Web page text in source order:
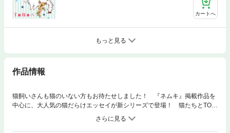
カートへ
もっと見る
作品情報
猫飼いさんも猫のいない方もお待たせしました！ 『ネムキ』掲載作品を
中心に、大人気の猫だらけエッセイが新シリーズで登場！ 猫たちとTON